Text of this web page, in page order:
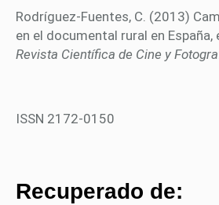
Rodríguez-Fuentes, C. (2013)
en el documental rural en España,
Revista Científica de Cine y
ISSN 2172-0150
Recuperado de: